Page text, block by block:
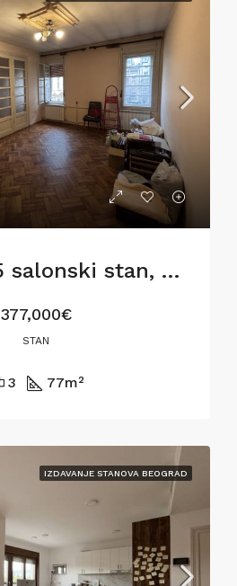
Simina, 2.5 salonski stan, 77m2, za renoviranje
377,000€
STAN
3 77m²
IZDAVANJE STANOVA BEOGRAD